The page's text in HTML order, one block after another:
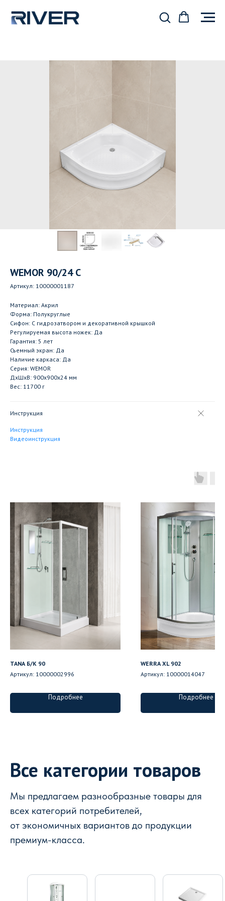
WEMOR 90/24 C
Артикул: 10000001187
Материал: Акрил
Форма: Полукруглые
Сифон: С гидрозатвором и декоративной крышкой
Регулируемая высота ножек: Да
Гарантия: 5 лет
Съемный экран: Да
Наличие каркаса: Да
Серия: WEMOR
ДxШxВ: 900x900x24 мм
Вес: 11700 г
Инструкция
Инструкция
Видеоинструкция
TANA Б/К 90
Артикул: 10000002996
Подробнее
WERRA XL 902
Артикул: 10000014047
Подробнее
Все категории товаров
Мы предлагаем разнообразные товары для
всех категорий потребителей,
от экономичных вариантов до продукции
премиум-класса.